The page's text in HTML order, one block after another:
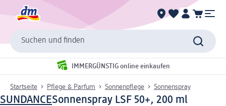
Suchen und finden
IMMERGÜNSTIG online einkaufen
Startseite Pflege & Parfum Sonnenpflege Sonnenspray
SUNDANCESonnenspray LSF 50+, 200 ml